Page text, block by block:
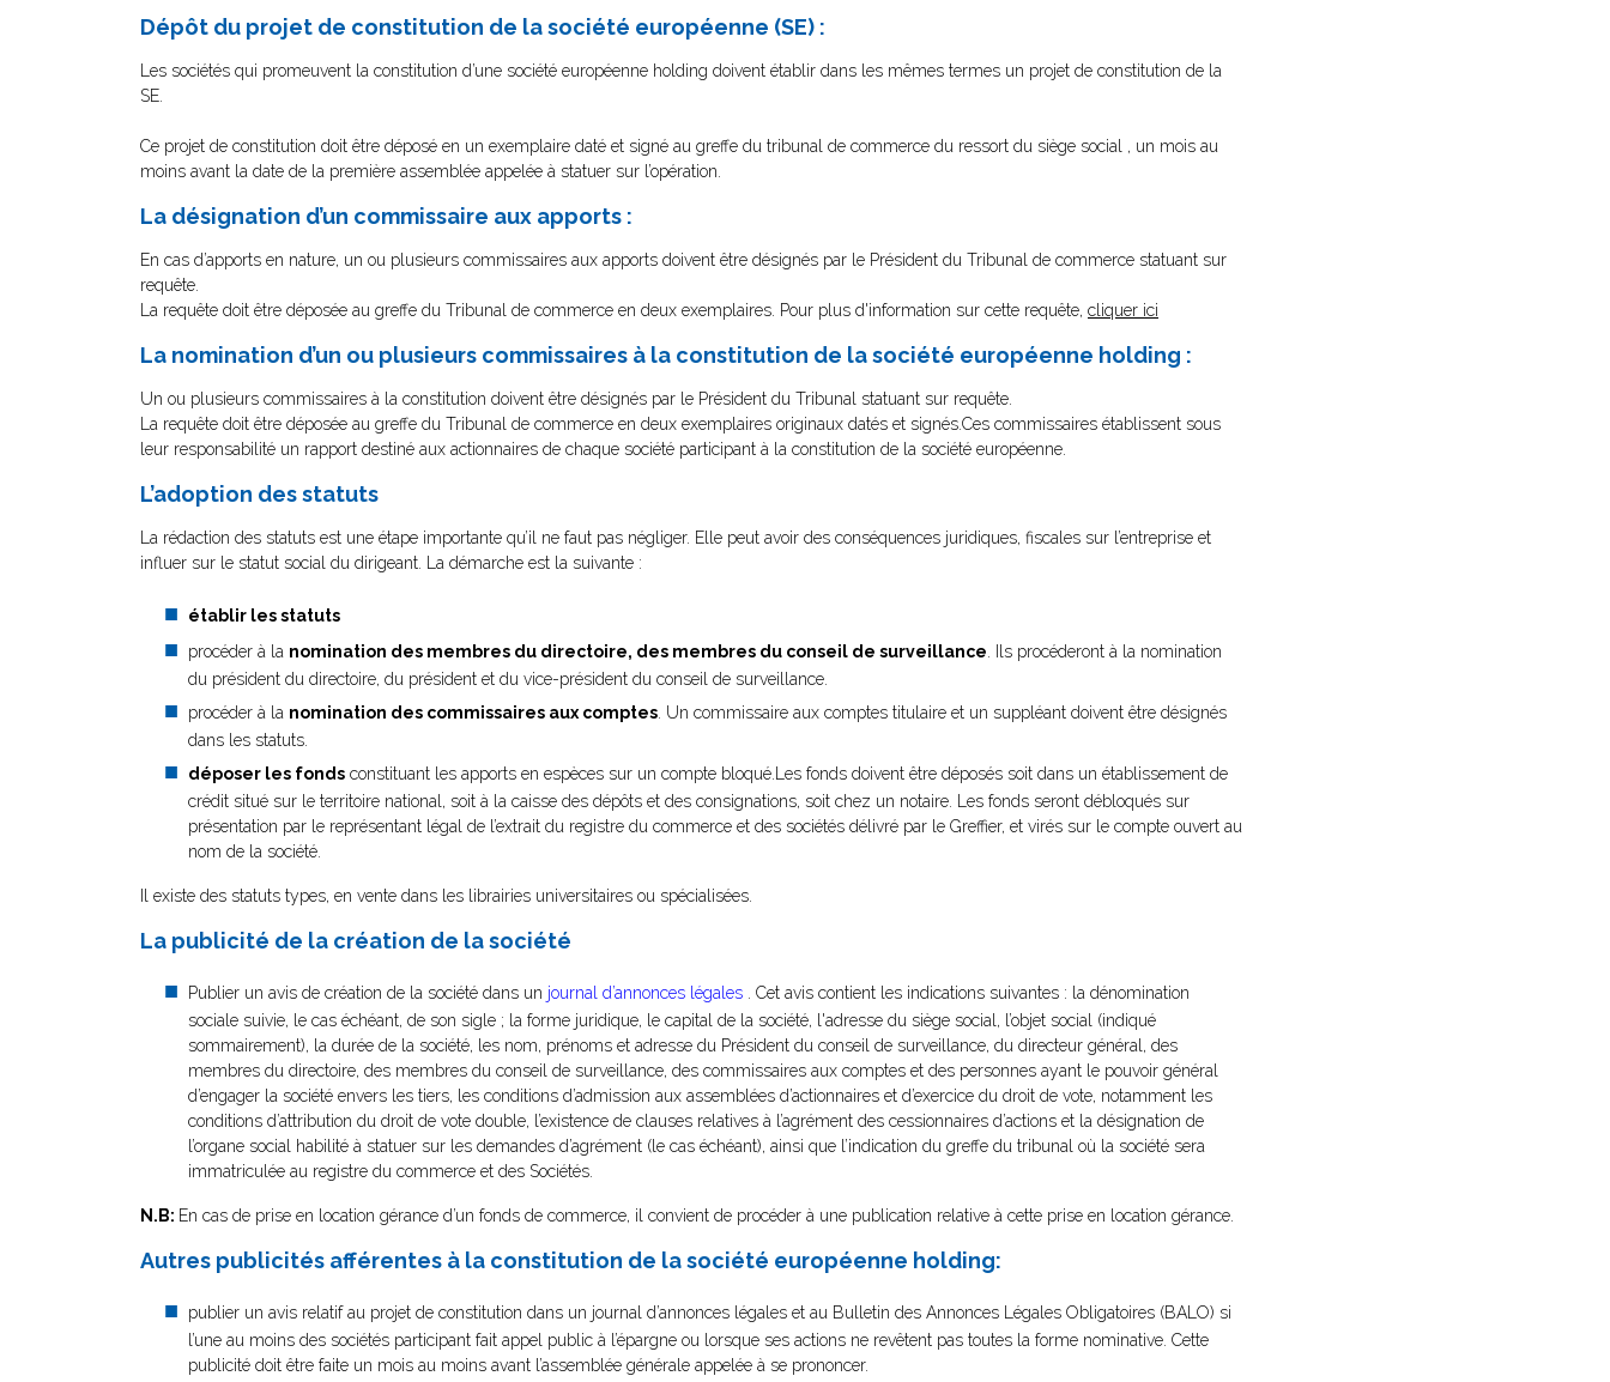
Dépôt du projet de constitution de la société européenne (SE) :
Les sociétés qui promeuvent la constitution d’une société européenne holding doivent établir dans les mêmes termes un projet de constitution de la
SE.
Ce projet de constitution doit être déposé en un exemplaire daté et signé au greffe du tribunal de commerce du ressort du siège social , un mois au
moins avant la date de la première assemblée appelée à statuer sur l’opération.
La désignation d’un commissaire aux apports :
En cas d’apports en nature, un ou plusieurs commissaires aux apports doivent être désignés par le Président du Tribunal de commerce statuant sur
requête.
La requête doit être déposée au greffe du Tribunal de commerce en deux exemplaires. Pour plus d'information sur cette requête, cliquer ici
La nomination d’un ou plusieurs commissaires à la constitution de la société européenne holding :
Un ou plusieurs commissaires à la constitution doivent être désignés par le Président du Tribunal statuant sur requête.
La requête doit être déposée au greffe du Tribunal de commerce en deux exemplaires originaux datés et signés.Ces commissaires établissent sous
leur responsabilité un rapport destiné aux actionnaires de chaque société participant à la constitution de la société européenne.
L’adoption des statuts
La rédaction des statuts est une étape importante qu’il ne faut pas négliger. Elle peut avoir des conséquences juridiques, fiscales sur l’entreprise et
influer sur le statut social du dirigeant. La démarche est la suivante :
établir les statuts
procéder à la nomination des membres du directoire, des membres du conseil de surveillance . Ils procéderont à la nomination
du président du directoire, du président et du vice-président du conseil de surveillance.
procéder à la nomination des commissaires aux comptes . Un commissaire aux comptes titulaire et un suppléant doivent être désignés
dans les statuts.
déposer les fonds constituant les apports en espèces sur un compte bloqué.Les fonds doivent être déposés soit dans un établissement de
crédit situé sur le territoire national, soit à la caisse des dépôts et des consignations, soit chez un notaire. Les fonds seront débloqués sur
présentation par le représentant légal de l’extrait du registre du commerce et des sociétés délivré par le Greffier, et virés sur le compte ouvert au
nom de la société.
Il existe des statuts types, en vente dans les librairies universitaires ou spécialisées.
La publicité de la création de la société
Publier un avis de création de la société dans un journal d’annonces légales . Cet avis contient les indications suivantes : la dénomination
sociale suivie, le cas échéant, de son sigle ; la forme juridique, le capital de la société, l'adresse du siège social, l’objet social (indiqué
sommairement), la durée de la société, les nom, prénoms et adresse du Président du conseil de surveillance, du directeur général, des
membres du directoire, des membres du conseil de surveillance, des commissaires aux comptes et des personnes ayant le pouvoir général
d’engager la société envers les tiers, les conditions d’admission aux assemblées d’actionnaires et d’exercice du droit de vote, notamment les
conditions d’attribution du droit de vote double, l’existence de clauses relatives à l’agrément des cessionnaires d’actions et la désignation de
l’organe social habilité à statuer sur les demandes d’agrément (le cas échéant), ainsi que l’indication du greffe du tribunal où la société sera
immatriculée au registre du commerce et des Sociétés.
N.B: En cas de prise en location gérance d’un fonds de commerce, il convient de procéder à une publication relative à cette prise en location gérance.
Autres publicités afférentes à la constitution de la société européenne holding:
publier un avis relatif au projet de constitution dans un journal d’annonces légales et au Bulletin des Annonces Légales Obligatoires (BALO) si
l’une au moins des sociétés participant fait appel public à l’épargne ou lorsque ses actions ne revêtent pas toutes la forme nominative. Cette
publicité doit être faite un mois au moins avant l’assemblée générale appelée à se prononcer.